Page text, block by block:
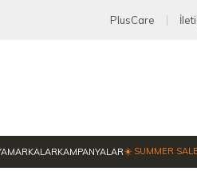
PlusCare
MARKALARKAMPANYALAR☀️ SUMMER SALE